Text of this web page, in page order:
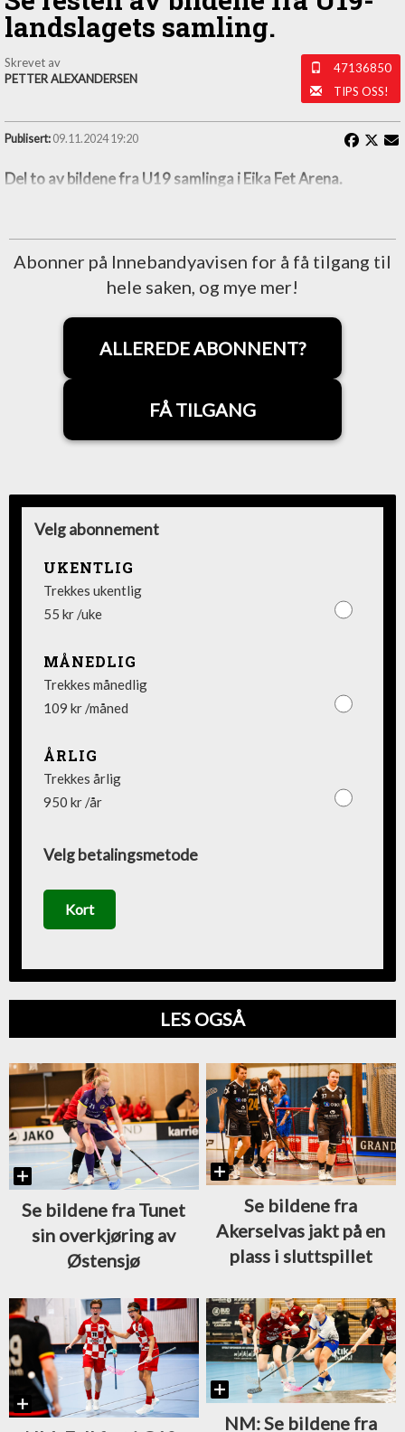
landslagets samling.
Skrevet av
PETTER ALEXANDERSEN
47136850
TIPS OSS!
Publisert: 09.11.2024 19:20
Del to av bildene fra U19 samlinga i Eika Fet Arena.
Abonner på Innebandyavisen for å få tilgang til
hele saken, og mye mer!
ALLEREDE ABONNENT?
FÅ TILGANG
Velg abonnement
UKENTLIG
Trekkes ukentlig
55 kr /uke
MÅNEDLIG
Trekkes månedlig
109 kr /måned
ÅRLIG
Trekkes årlig
950 kr /år
Velg betalingsmetode
Kort
LES OGSÅ
Se bildene fra Tunet
sin overkjøring av
Østensjø
Se bildene fra
Akerselvas jakt på en
plass i sluttspillet
NM: Se bildene fra